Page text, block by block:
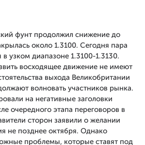
фунт продолжил снижение до
около 1.3100. Сегодня пара
в узком диапазоне 1.3100-1.3130.
восходящее движение не имеют
выхода Великобритании
волновать участников рынка.
на негативные заголовки
очередного этапа переговоров в
сторон заявили о желании
не позднее октября. Однако
проблемы, которые ставят под